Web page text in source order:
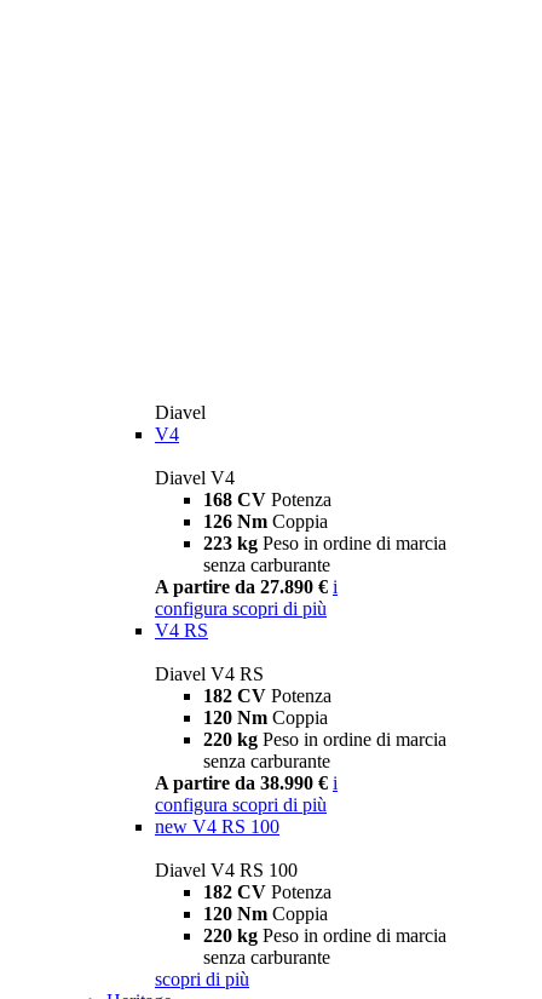
Diavel
V4
Diavel V4
168 CV Potenza
126 Nm Coppia
223 kg Peso in ordine di marcia
senza carburante
A partire da 27.890 € i
configura scopri di più
V4 RS
Diavel V4 RS
182 CV Potenza
120 Nm Coppia
220 kg Peso in ordine di marcia
senza carburante
A partire da 38.990 € i
configura scopri di più
new V4 RS 100
Diavel V4 RS 100
182 CV Potenza
120 Nm Coppia
220 kg Peso in ordine di marcia
senza carburante
scopri di più